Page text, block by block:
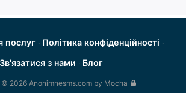
послуг · Політика конфіденційності ·
Зв'язатися з нами · Блог
2026 Anonimnesms.com by Mocha